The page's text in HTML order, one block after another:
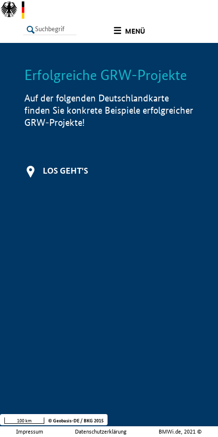
MENÜ
LISTE Info
Erfolgreiche GRW-Projekte
Auf der folgenden Deutschlandkarte
finden Sie konkrete Beispiele erfolgreicher
GRW-Projekte!
LOS GEHT'S
Impressum Datenschutzerklärung BMWi.de, 2021 ©
100 km © Geobasis-DE / BKG 2015